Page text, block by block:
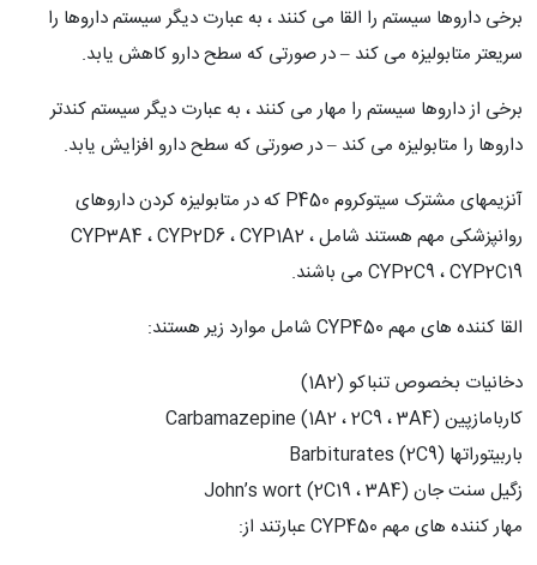
برخی داروها سیستم را القا می کنند ، به عبارت دیگر سیستم داروها را
سریعتر متابولیزه می کند – در صورتی که سطح دارو کاهش یابد.
برخی از داروها سیستم را مهار می کنند ، به عبارت دیگر سیستم کندتر
داروها را متابولیزه می کند – در صورتی که سطح دارو افزایش یابد.
آنزیمهای مشترک سیتوکروم P450 که در متابولیزه کردن داروهای
روانپزشکی مهم هستند شامل CYP3A4 ، CYP2D6 ، CYP1A2 ،
CYP2C9 ، CYP2C19 می باشند.
القا کننده های مهم CYP450 شامل موارد زیر هستند:
دخانیات بخصوص تنباکو (1A2)
کاربامازپین Carbamazepine (1A2 ، 2C9 ، 3A4)
باربیتوراتها Barbiturates (2C9)
زگیل سنت جان John’s wort (2C19 ، 3A4)
مهار کننده های مهم CYP450 عبارتند از: